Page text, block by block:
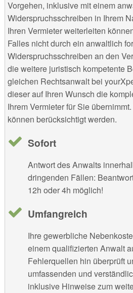
Vorgehen, inklusive mit einem
Widerspruchsschreiben in Ihrem
Ihren Vermieter weiterleiten
Falles nicht durch ein anwaltlich
Widerspruchsschreiben an den
die weitere juristisch kompetente
gleichen Rechtsanwalt bei
dieser auf Ihren Wunsch die
Ihrem Vermieter für Sie
können berücksichtigt werden.
Sofort
Antwort des Anwalts
dringenden Fällen:
12h oder 4h möglich!
Umfangreich
Ihre gewerbliche
einem qualifizierten Anwalt
Fehlerquellen hin überprüft
umfassenden und
inklusive Hinweise zum